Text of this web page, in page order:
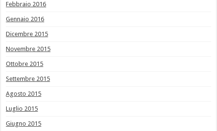
Febbraio 2016
Gennaio 2016
Dicembre 2015
Novembre 2015
Ottobre 2015
Settembre 2015
Agosto 2015
Luglio 2015
Giugno 2015